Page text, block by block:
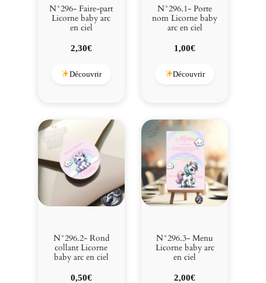
N°296- Faire-part
Licorne baby arc
en ciel
2,30€
Découvrir
N°296.1- Porte
nom Licorne baby
arc en ciel
1,00€
Découvrir
N°296.2- Rond
collant Licorne
baby arc en ciel
0,50€
N°296.3- Menu
Licorne baby arc
en ciel
2,00€